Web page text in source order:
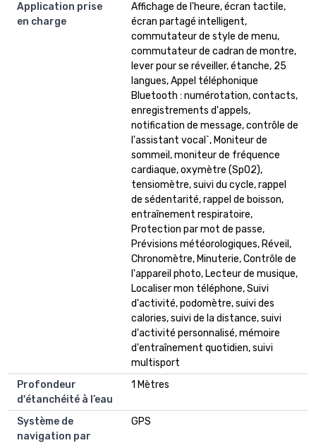
Application prise
en charge
Affichage de l'heure, écran tactile,
écran partagé intelligent,
commutateur de style de menu,
commutateur de cadran de montre,
lever pour se réveiller, étanche, 25
langues, Appel téléphonique
Bluetooth : numérotation, contacts,
enregistrements d'appels,
notification de message, contrôle de
l'assistant vocal`, Moniteur de
sommeil, moniteur de fréquence
cardiaque, oxymètre (SpO2),
tensiomètre, suivi du cycle, rappel
de sédentarité, rappel de boisson,
entraînement respiratoire,
Protection par mot de passe,
Prévisions météorologiques, Réveil,
Chronomètre, Minuterie, Contrôle de
l'appareil photo, Lecteur de musique,
Localiser mon téléphone, Suivi
d'activité, podomètre, suivi des
calories, suivi de la distance, suivi
d'activité personnalisé, mémoire
d'entraînement quotidien, suivi
multisport
Profondeur
d'étanchéité à l’eau
1 Mètres
Système de
navigation par
GPS